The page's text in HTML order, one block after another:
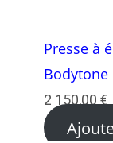
Presse à
Bodytone
2 150,00 €